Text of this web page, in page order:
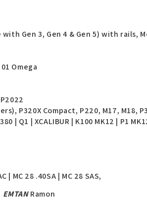
Gen 3, Gen 4 & Gen 5) with rails,
Omega
Compact, P220, M17, M18,
| Q1 | XCALIBUR | K100 MK12 | P1
| MC 28 .40SA | MC 28 SAS,
EMTAN Ramon